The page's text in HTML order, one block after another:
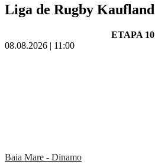
Liga de Rugby Kaufland
ETAPA 10
08.08.2026 | 11:00
Baia Mare - Dinamo